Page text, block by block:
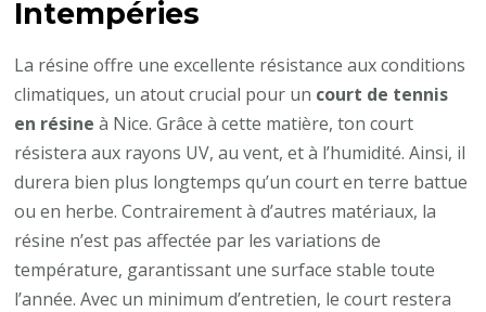
Résine
pour
une
Construction
à
Nice
Intempéries
La résine offre une excellente résistance aux conditions
climatiques, un atout crucial pour un court de tennis
en résine à Nice. Grâce à cette matière, ton court
résistera aux rayons UV, au vent, et à l’humidité. Ainsi, il
durera bien plus longtemps qu’un court en terre battue
ou en herbe. Contrairement à d’autres matériaux, la
résine n’est pas affectée par les variations de
température, garantissant une surface stable toute
l’année. Avec un minimum d’entretien, le court restera